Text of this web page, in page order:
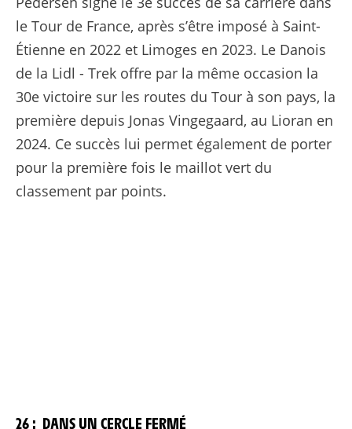
le Tour de France, après s’être imposé à Saint-
Étienne en 2022 et Limoges en 2023. Le Danois
de la Lidl - Trek offre par la même occasion la
30e victoire sur les routes du Tour à son pays, la
première depuis Jonas Vingegaard, au Lioran en
2024. Ce succès lui permet également de porter
pour la première fois le maillot vert du
classement par points.
26 : DANS UN CERCLE FERMÉ